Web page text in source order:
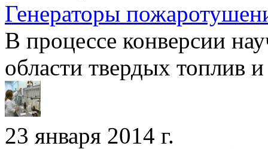
Генераторы
В процессе конверсии
области твердых топлив
23 января 2014 г.